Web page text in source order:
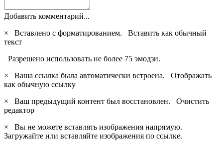
Добавить комментарий...
×
Вставлено с форматированием. Вставить как обычный
текст
Разрешено использовать не более 75 эмодзи.
×
Ваша ссылка была автоматически встроена. Отображать
как обычную ссылку
×
Ваш предыдущий контент был восстановлен. Очистить
редактор
×
Вы не можете вставлять изображения напрямую.
Загружайте или вставляйте изображения по ссылке.